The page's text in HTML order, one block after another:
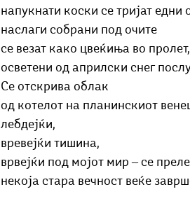
напукнати коски се тријат едни
наслаги собрани под очите
се везат како цвеќиња во пролет,
осветени од априлски снег
Се отскрива облак
од котелот на планинскиот
лебдејќи,
вревејќи тишина,
врвејќи под мојот мир ‒ се
некоја стара вечност веќе